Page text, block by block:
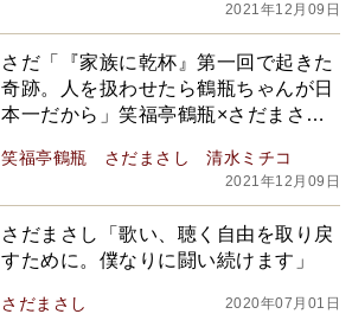
2021年12月09日
さだ「『家族に乾杯』第一回で起きた
奇跡。人を扱わせたら鶴瓶ちゃんが日
本一だから」笑福亭鶴瓶×さだまさし×
笑福亭鶴瓶 さだまさし 清水ミチコ
2021年12月09日
さだまさし「歌い、聴く自由を取り戻
すために。僕なりに闘い続けます」
さだまさし 2020年07月01日